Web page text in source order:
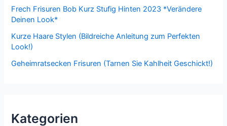
Frech Frisuren Bob Kurz Stufig Hinten 2023 *Verändere
Deinen Look*
Kurze Haare Stylen (Bildreiche Anleitung zum Perfekten
Look!)
Geheimratsecken Frisuren (Tarnen Sie Kahlheit Geschickt!)
Kategorien